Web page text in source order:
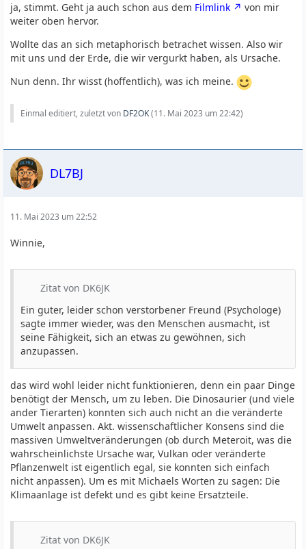
ja, stimmt. Geht ja auch schon aus dem Filmlink
von mir
weiter oben hervor.
Wollte das an sich metaphorisch betrachet wissen. Also wir
mit uns und der Erde, die wir vergurkt haben, als Ursache.
Nun denn. Ihr wisst (hoffentlich), was ich meine.
Einmal editiert, zuletzt von DF2OK(11. Mai 2023 um 22:42)
DL7BJ
11. Mai 2023 um 22:52
Winnie,
Zitat von DK6JK
Ein guter, leider schon verstorbener Freund (Psychologe)
sagte immer wieder, was den Menschen ausmacht, ist
seine Fähigkeit, sich an etwas zu gewöhnen, sich
anzupassen.
das wird wohl leider nicht funktionieren, denn ein paar Dinge
benötigt der Mensch, um zu leben. Die Dinosaurier (und viele
ander Tierarten) konnten sich auch nicht an die veränderte
Umwelt anpassen. Akt. wissenschaftlicher Konsens sind die
massiven Umweltveränderungen (ob durch Meteroit, was die
wahrscheinlichste Ursache war, Vulkan oder veränderte
Pflanzenwelt ist eigentlich egal, sie konnten sich einfach
nicht anpassen). Um es mit Michaels Worten zu sagen: Die
Klimaanlage ist defekt und es gibt keine Ersatzteile.
Zitat von DK6JK